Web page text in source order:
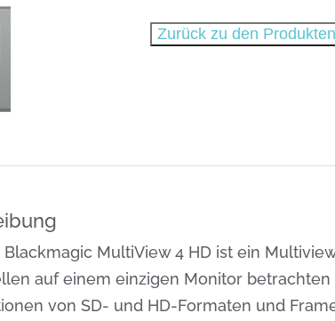
Zurück zu den Produkten
MultiView 4 HD ist ein
auf einem einzigen Monitor
von SD- und HD-Formaten und